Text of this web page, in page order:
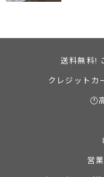
送料無料!
クレジットカ
🕐
営